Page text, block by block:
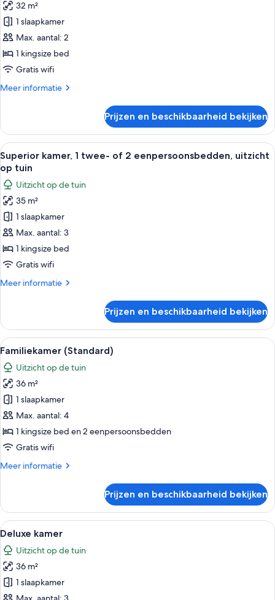
kamer,
twee-
of
2
uitzicht
laden
32 m²
1 slaapkamer
Max. aantal: 2
1 kingsize bed
Gratis wifi
Meer informatie
Meer
kamer,
twee-
of
eenpersoonsbedden,
uitzicht
op
tuin
Prijzen en beschikbaarheid bekijken
Alle
foto's
voor
Superior
kamer,
twee-
of
2
uitzicht
laden
Een hotelkamer met een groot bed,
5
Superior kamer, 1 twee- of 2 eenpersoonsbedden, uitzicht
op tuin
Uitzicht op de tuin
35 m²
1 slaapkamer
Max. aantal: 3
1 kingsize bed
Gratis wifi
Meer informatie
Meer
kamer,
twee-
2
eenpersoonsbedden,
uitzicht
op
tuin
Prijzen en beschikbaarheid bekijken
Alle
foto's
voor
Familiekamer
(Standard)
laden
Een netjes ingerichte hotelkamer
6
Familiekamer (Standard)
Uitzicht op de tuin
36 m²
1 slaapkamer
Max. aantal: 4
1 kingsize bed en 2 eenpersoonsbedden
Gratis wifi
Meer informatie
Meer
(Standard)
Prijzen en beschikbaarheid bekijken
Alle
foto's
voor
Deluxe
kamer
Een moderne hotelkamer met een
5
Deluxe kamer
Uitzicht op de tuin
36 m²
1 slaapkamer